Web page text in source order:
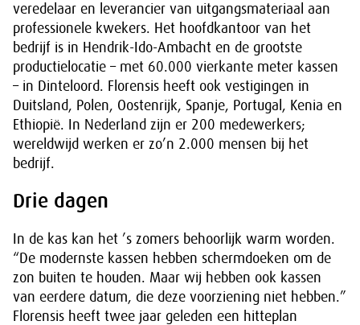
veredelaar en leverancier van uitgangsmateriaal aan
professionele kwekers. Het hoofdkantoor van het
bedrijf is in Hendrik-Ido-Ambacht en de grootste
productielocatie – met 60.000 vierkante meter kassen
– in Dinteloord. Florensis heeft ook vestigingen in
Duitsland, Polen, Oostenrijk, Spanje, Portugal, Kenia en
Ethiopië. In Nederland zijn er 200 medewerkers;
wereldwijd werken er zo’n 2.000 mensen bij het
bedrijf.
Drie dagen
In de kas kan het ’s zomers behoorlijk warm worden.
“De modernste kassen hebben schermdoeken om de
zon buiten te houden. Maar wij hebben ook kassen
van eerdere datum, die deze voorziening niet hebben.”
Florensis heeft twee jaar geleden een hitteplan